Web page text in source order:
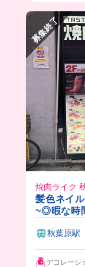
募集終了
焼肉ライク
髪色ネイ
~◎暇な時
秋葉原駅
デコレーシ